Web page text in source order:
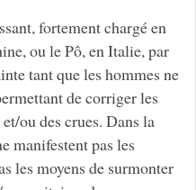
fortement chargé en
ou le Pô, en Italie, par
tant que les hommes ne
de corriger les
ou des crues. Dans la
manifestent pas les
les moyens de surmonter